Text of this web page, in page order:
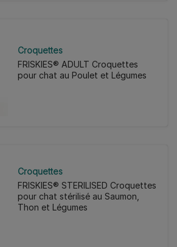
Croquettes
FRISKIES® ADULT Croquettes
pour chat au Poulet et Légumes
Croquettes
FRISKIES® STERILISED Croquettes
pour chat stérilisé au Saumon,
Thon et Légumes